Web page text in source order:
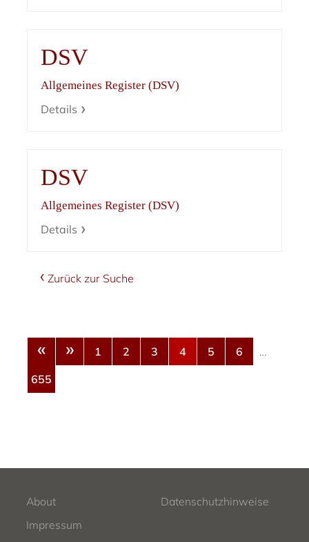
DSV
Allgemeines Register (DSV)
Details
DSV
Allgemeines Register (DSV)
Details
Zurück zur Suche
« » 1 2 3 4 5 6
…
655
About
Datenschutzhinweise
Impressum